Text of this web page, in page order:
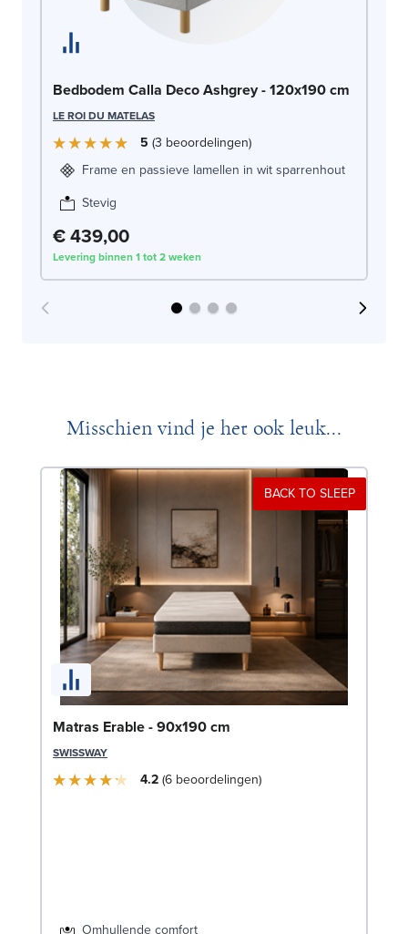
Bedbodem Calla Deco Ashgrey - 120x190 cm
LE ROI DU MATELAS
5 3 beoordelingen
Frame en passieve lamellen in wit sparrenhout
Stevig
€ 439,00
Levering binnen 1 tot 2 weken
Misschien vind je het ook leuk...
BACK TO SLEEP
Matras Erable - 90x190 cm
SWISSWAY
4.2 6 beoordelingen
Omhullende comfort